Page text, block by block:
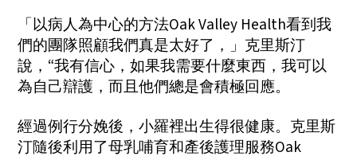
「以病人為中心的方法Oak Valley Health看到我
們的團隊照顧我們真是太好了，」克里斯汀
說，“我有信心，如果我需要什麼東西，我可以
為自己辯護，而且他們總是會積極回應。
經過例行分娩後，小羅裡出生得很健康。克里斯
汀隨後利用了母乳哺育和產後護理服務Oak